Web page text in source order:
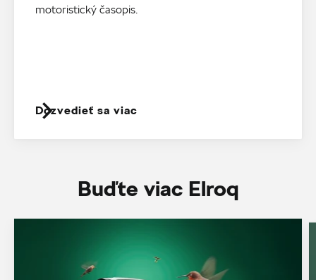
motoristický časopis.
Dozvedieť sa viac
Buďte viac Elroq